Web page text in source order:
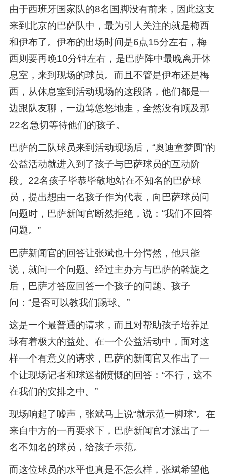
由于西班牙国家队的8名国脚没有前来，因此这支
来到北京的巴萨队中，最为引人关注的就是梅西
和伊布了。伊布的出场时间是6点15分左右，梅
西则要再晚10分钟左右，是巴萨阵中最晚离开休
息室，来到现场的球员。而且不管是伊布还是梅
西，从休息室到活动现场的这段路，他们都是一
边跟队友聊，一边笃悠悠地走，全然没有顾及那
22名急切等待他们的孩子。
巴萨的二队球员来到活动现场后，“奥迪童梦圆”的
公益活动就进入到了孩子与巴萨球员的互动阶
段。22名孩子毕恭毕敬地站在不知名的巴萨球
员，提出想由一名孩子作为代表，向巴萨球员问
问题时，巴萨新闻官断然拒绝，说：“我们不回答
问题。”
巴萨新闻官的回答让张斌也十分愕然，他只能
说，就问一个问题。经过主办方与巴萨的斡旋之
后，巴萨才答应回答一个孩子的问题。孩子
问：“是否可以教我们踢球。”
这是一个最普通的请求，而且对帮助孩子培养足
球有着极大的益处。在一个公益活动中，面对这
样一个有意义的请求，巴萨的新闻官又作出了一
个让现场记者和球迷都愤慨的回答：“不行，这不
在我们的安排之中。”
现场响起了嘘声，张斌马上说“就示范一脚球”。在
来自中方的一再要求下，巴萨新闻官才派出了一
名不知名的球员，给孩子示范。
而这位球员的水平也真是不怎么样，张斌希望他